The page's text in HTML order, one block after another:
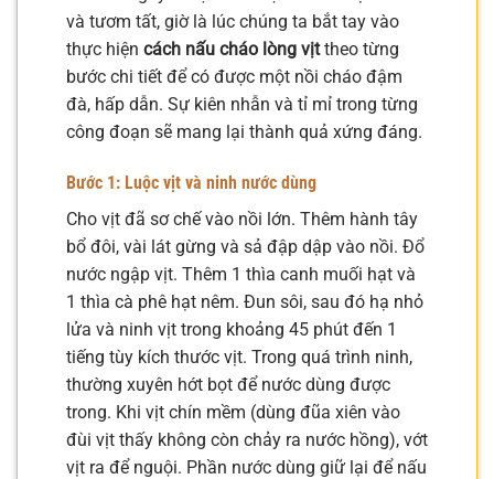
và tươm tất, giờ là lúc chúng ta bắt tay vào
thực hiện cách nấu cháo lòng vịttheo từng
bước chi tiết để có được một nồi cháo đậm
đà, hấp dẫn. Sự kiên nhẫn và tỉ mỉ trong từng
công đoạn sẽ mang lại thành quả xứng đáng.
Bước 1: Luộc vịt và ninh nước dùng
Cho vịt đã sơ chế vào nồi lớn. Thêm hành tây
bổ đôi, vài lát gừng và sả đập dập vào nồi. Đổ
nước ngập vịt. Thêm 1 thìa canh muối hạt và
1 thìa cà phê hạt nêm. Đun sôi, sau đó hạ nhỏ
lửa và ninh vịt trong khoảng 45 phút đến 1
tiếng tùy kích thước vịt. Trong quá trình ninh,
thường xuyên hớt bọt để nước dùng được
trong. Khi vịt chín mềm (dùng đũa xiên vào
đùi vịt thấy không còn chảy ra nước hồng), vớt
vịt ra để nguội. Phần nước dùng giữ lại để nấu